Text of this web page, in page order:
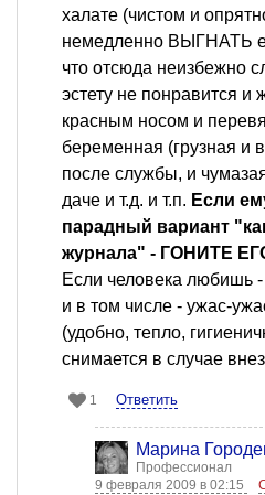
халате (чистом и
немедленно ВЫГНАТЬ
что отсюда неизбежно
эстету не понравится и
красным носом и
беременная (грузная и
после службы, и
даче и т.д. и т.п. Если
парадный вариант
журнала" - ГОНИТЕ
Если человека любишь -
и в том числе - ужас-
(удобно, тепло,
снимается в случае
1 Ответить
Марина
Профессионал
9 февраля 2009 в 02:15